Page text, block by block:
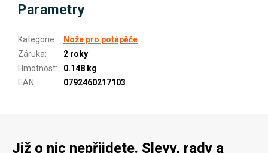
Parametry
Kategorie:
Nože pro potápěče
Záruka:
2 roky
Hmotnost:
0.148 kg
EAN: 0792460217103
Již o nic nepřijdete. Slevy, rady a